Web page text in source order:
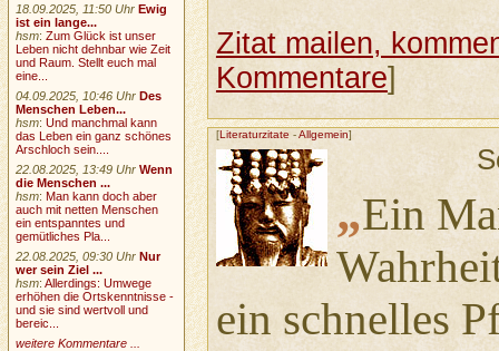
Zitat mailen,
Kommentare]
[Literaturzitate -Allgemein]
„Ein
ein schnelles
18.09.2025, 11:50 Uhr Ewig
ist ein lange...
hsm:Zum Glück ist unser
Leben nicht dehnbar wie Zeit
und Raum. Stellt euch mal
eine...
04.09.2025, 10:46 Uhr Des
Menschen Leben...
hsm:Und manchmal kann
das Leben ein ganz schönes
Arschloch sein....
22.08.2025, 13:49 Uhr Wenn
die Menschen ...
hsm:Man kann doch aber
auch mit netten Menschen
ein entspanntes und
gemütliches Pla...
22.08.2025, 09:30 Uhr Nur
wer sein Ziel ...
hsm:Allerdings: Umwege
erhöhen die Ortskenntnisse -
und sie sind wertvoll und
bereic...
weitere Kommentare ...